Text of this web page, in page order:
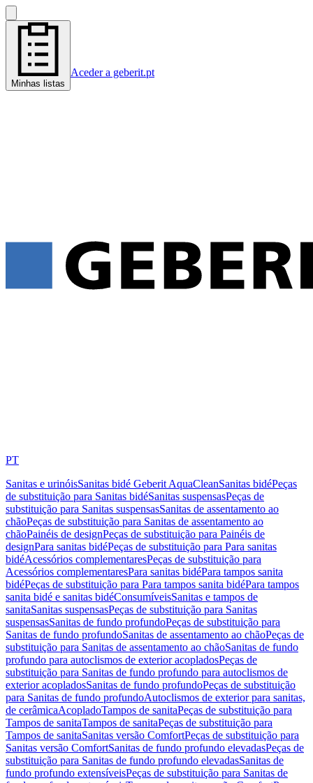
Minhas listas
Aceder a geberit.pt
PT
Sanitas e urinóisSanitas bidé Geberit AquaCleanSanitas bidéPeças
de substituição para Sanitas bidéSanitas suspensasPeças de
substituição para Sanitas suspensasSanitas de assentamento ao
chãoPeças de substituição para Sanitas de assentamento ao
chãoPainéis de designPeças de substituição para Painéis de
designPara sanitas bidéPeças de substituição para Para sanitas
bidéAcessórios complementaresPeças de substituição para
Acessórios complementaresPara sanitas bidéPara tampos sanita
bidéPeças de substituição para Para tampos sanita bidéPara tampos
sanita bidé e sanitas bidéConsumíveisSanitas e tampos de
sanitaSanitas suspensasPeças de substituição para Sanitas
suspensasSanitas de fundo profundoPeças de substituição para
Sanitas de fundo profundoSanitas de assentamento ao chãoPeças de
substituição para Sanitas de assentamento ao chãoSanitas de fundo
profundo para autoclismos de exterior acopladosPeças de
substituição para Sanitas de fundo profundo para autoclismos de
exterior acopladosSanitas de fundo profundoPeças de substituição
para Sanitas de fundo profundoAutoclismos de exterior para sanitas,
de cerâmicaAcopladoTampos de sanitaPeças de substituição para
Tampos de sanitaTampos de sanitaPeças de substituição para
Tampos de sanitaSanitas versão ComfortPeças de substituição para
Sanitas versão ComfortSanitas de fundo profundo elevadasPeças de
substituição para Sanitas de fundo profundo elevadasSanitas de
fundo profundo extensíveisPeças de substituição para Sanitas de